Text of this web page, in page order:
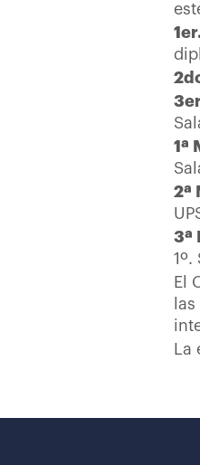
1ª
2ª
3ª
1º.
El
La